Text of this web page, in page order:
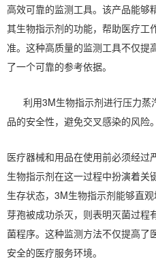
高效可靠的监测工具。该产品能够
其生物指示剂的功能，帮助医疗工
准。这种高质量的监测工具不仅提
了一个可靠的参考依据。
利用3M生物指示剂进行压力蒸
品的安全性，避免交叉感染的风险。
医疗器械和用品在使用前必须经
生物指示剂在这一过程中扮演着关
生存状态，3M生物指示剂能够直
芽孢被成功杀灭，则表明灭菌过程
菌程序。这种监测方法不仅提高了
安全的医疗服务环境。